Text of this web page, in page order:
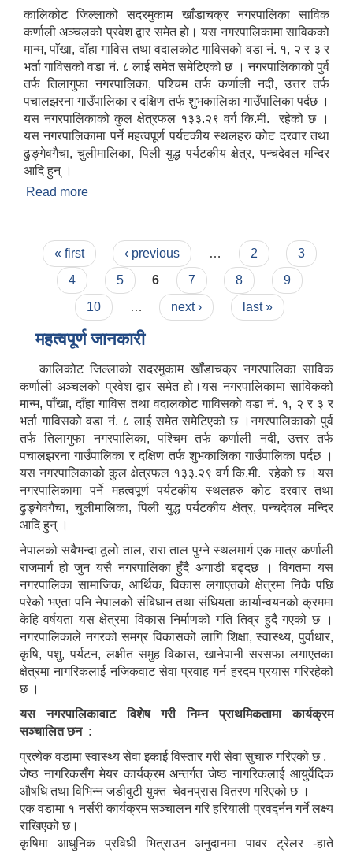
कालिकोट जिल्लाको सदरमुकाम खाँडाचक्र नगरपालिका साविक
कर्णाली अञ्चलको प्रवेश द्वार समेत हो। यस नगरपालिकामा साविकको
मान्म, पाँखा, दाँहा गाविस तथा वदालकोट गाविसको वडा नं. १, २ र ३ र
भर्ता गाविसको वडा नं. ८ लाई समेत समेटिएको छ । नगरपालिकाको पुर्व
तर्फ तिलागुफा नगरपालिका, पश्चिम तर्फ कर्णाली नदी, उत्तर तर्फ
पचालझरना गाउँपालिका र दक्षिण तर्फ शुभकालिका गाउँपालिका पर्दछ ।
यस नगरपालिकाको कुल क्षेत्रफल १३३.२९ वर्ग कि.मी. रहेको छ ।
यस नगरपालिकामा पर्ने महत्वपूर्ण पर्यटकीय स्थलहरु कोट दरवार तथा
ढुङ्गेवगैचा, चुलीमालिका, पिली युद्ध पर्यटकीय क्षेत्र, पन्चदेवल मन्दिर
आदि हुन् ।
Read more
Pages
« first ‹ previous … 2
3
4
5 6 7 8
9
10
… next › last »
महत्वपूर्ण जानकारी
कालिकोट जिल्लाको सदरमुकाम खाँडाचक्र नगरपालिका साविक
कर्णाली अञ्चलको प्रवेश द्वार समेत हो।यस नगरपालिकामा साविकको
मान्म, पाँखा, दाँहा गाविस तथा वदालकोट गाविसको वडा नं. १, २ र ३ र
भर्ता गाविसको वडा नं. ८ लाई समेत समेटिएको छ ।नगरपालिकाको पुर्व
तर्फ तिलागुफा नगरपालिका, पश्चिम तर्फ कर्णाली नदी, उत्तर तर्फ
पचालझरना गाउँपालिका र दक्षिण तर्फ शुभकालिका गाउँपालिका पर्दछ ।
यस नगरपालिकाको कुल क्षेत्रफल १३३.२९ वर्ग कि.मी. रहेको छ ।यस
नगरपालिकामा पर्ने महत्वपूर्ण पर्यटकीय स्थलहरु कोट दरवार तथा
ढुङ्गेवगैचा, चुलीमालिका, पिली युद्ध पर्यटकीय क्षेत्र, पन्चदेवल मन्दिर
आदि हुन् ।
नेपालको सबैभन्दा ठूलो ताल, रारा ताल पुग्ने स्थलमार्ग एक मात्र कर्णाली
राजमार्ग हो जुन यसै नगरपालिका हुँदै अगाडी बढ्दछ । विगतमा यस
नगरपालिका सामाजिक, आर्थिक, विकास लगाएतको क्षेत्रमा निकै पछि
परेको भएता पनि नेपालको संबिधान तथा संघियता कार्यान्वयनको क्रममा
केहि वर्षयता यस क्षेत्रमा विकास निर्माणको गति तिव्र हुदै गएको छ ।
नगरपालिकाले नगरको समग्र विकासको लागि शिक्षा, स्वास्थ्य, पुर्वाधार,
कृषि, पशु, पर्यटन, लक्षीत समुह विकास, खानेपानी सरसफा लगाएतका
क्षेत्रमा नागरिकलाई नजिकवाट सेवा प्रवाह गर्न हरदम प्रयास गरिरहेको
छ ।
यस नगरपालिकावाट विशेष गरी निम्न प्राथमिकतामा कार्यक्रम
सञ्चालित छन :
प्रत्येक वडामा स्वास्थ्य सेवा इकाई विस्तार गरी सेवा सुचारु गरिएको छ ,
जेष्ठ नागरिकसँग मेयर कार्यक्रम अन्तर्गत जेष्ठ नागरिकलाई आयुर्वेदिक
औषधि तथा विभिन्न जडीवुटी युक्त चेवनप्रास वितरण गरिएको छ ।
एक वडामा १ नर्सरी कार्यक्रम सञ्चालन गरि हरियाली प्रवर्द्नन गर्ने लक्ष्य
राखिएको छ।
कृषिमा आधुनिक प्रविधी भित्राउन अनुदानमा पावर ट्रेलर -हाते